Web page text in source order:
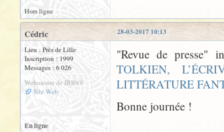
Hors ligne
28-03-2017 10:13
Cédric
Lieu : Près de Lille
Inscription : 1999
Messages : 6 026
Webmestre de JRRVF
Site Web
"Revue de presse"
TOLKIEN,
LITTÉRATURE
Bonne journée !
En ligne